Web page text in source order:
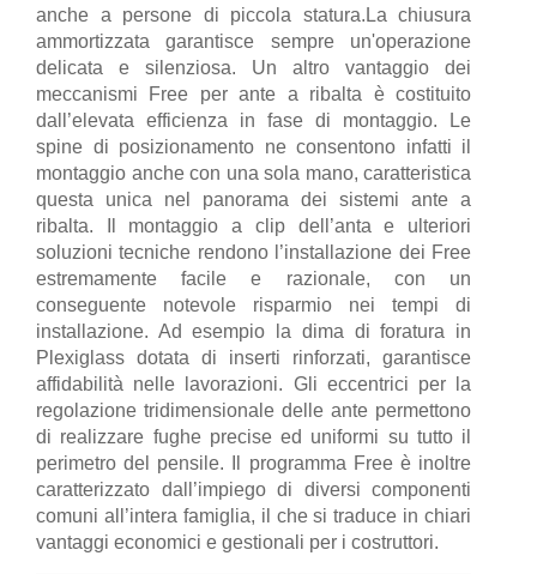
anche a persone di piccola statura.La chiusura
ammortizzata garantisce sempre un'operazione
delicata e silenziosa. Un altro vantaggio dei
meccanismi Free per ante a ribalta è costituito
dall’elevata efficienza in fase di montaggio. Le
spine di posizionamento ne consentono infatti il
montaggio anche con una sola mano, caratteristica
questa unica nel panorama dei sistemi ante a
ribalta. Il montaggio a clip dell’anta e ulteriori
soluzioni tecniche rendono l’installazione dei Free
estremamente facile e razionale, con un
conseguente notevole risparmio nei tempi di
installazione. Ad esempio la dima di foratura in
Plexiglass dotata di inserti rinforzati, garantisce
affidabilità nelle lavorazioni. Gli eccentrici per la
regolazione tridimensionale delle ante permettono
di realizzare fughe precise ed uniformi su tutto il
perimetro del pensile. Il programma Free è inoltre
caratterizzato dall’impiego di diversi componenti
comuni all’intera famiglia, il che si traduce in chiari
vantaggi economici e gestionali per i costruttori.